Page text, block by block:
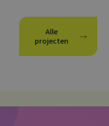
Alle
projecten